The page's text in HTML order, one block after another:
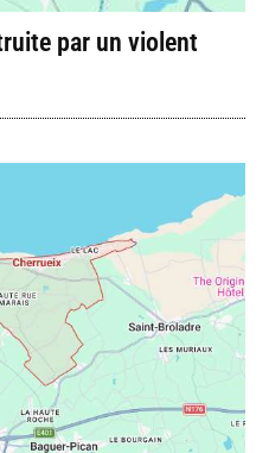
par un violent